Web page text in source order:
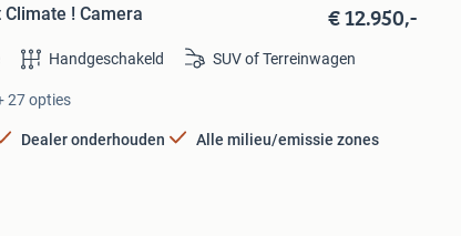
! Camera € 12.950,-
Handgeschakeld SUV of Terreinwagen
27 opties
Dealer onderhouden Alle milieu/emissie zones